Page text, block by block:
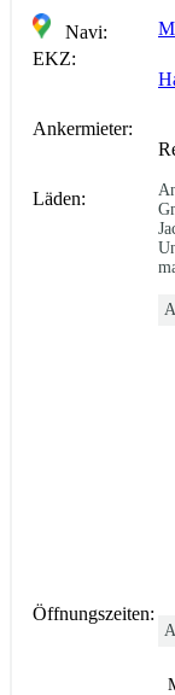
Navi:
EKZ:
Ankermieter:
Läden:
Öffnungszeiten: